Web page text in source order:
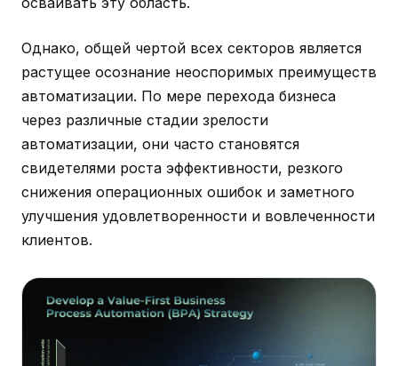
Однако, общей чертой всех секторов является
растущее осознание неоспоримых преимуществ
автоматизации. По мере перехода бизнеса
через различные стадии зрелости
автоматизации, они часто становятся
свидетелями роста эффективности, резкого
снижения операционных ошибок и заметного
улучшения удовлетворенности и вовлеченности
клиентов.